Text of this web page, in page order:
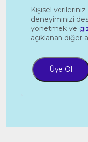
Kişisel
deneyiminizi
yönetmek ve
açıklanan diğer
Üye Ol